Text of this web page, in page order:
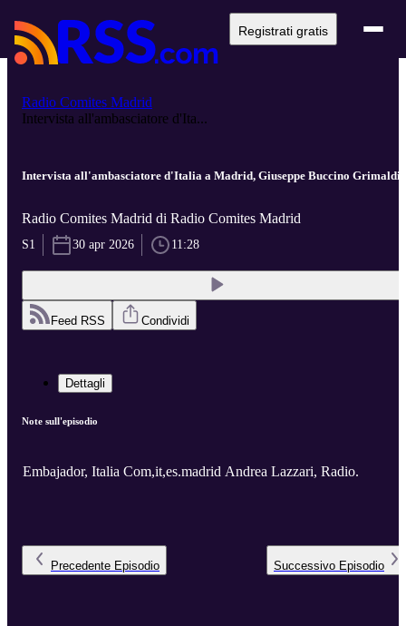
Registrati gratis
Radio Comites Madrid
Intervista all'ambasciatore d'Ita...
Intervista all'ambasciatore d'Italia a Madrid, Giuseppe Buccino Grimaldi
Radio Comites Madrid di Radio Comites Madrid
S1 30 apr 2026 11:28
Feed RSS Condividi
Dettagli
Note sull'episodio
Embajador, Italia Com,it,es.madrid Andrea Lazzari, Radio.
Precedente Episodio Successivo Episodio